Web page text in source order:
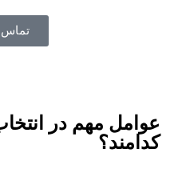
تماس
عوامل مهم در
کدامند؟